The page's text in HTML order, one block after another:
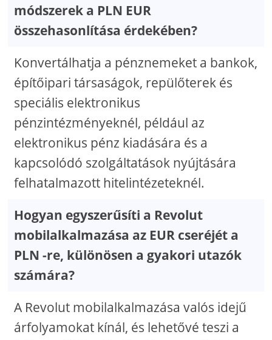
módszerek a PLN EUR
összehasonlítása érdekében?
Konvertálhatja a pénznemeket a bankok,
építőipari társaságok, repülőterek és
speciális elektronikus
pénzintézményeknél, például az
elektronikus pénz kiadására és a
kapcsolódó szolgáltatások nyújtására
felhatalmazott hitelintézeteknél.
Hogyan egyszerűsíti a Revolut
mobilalkalmazása az EUR cseréjét a
PLN -re, különösen a gyakori utazók
számára?
A Revolut mobilalkalmazása valós idejű
árfolyamokat kínál, és lehetővé teszi a